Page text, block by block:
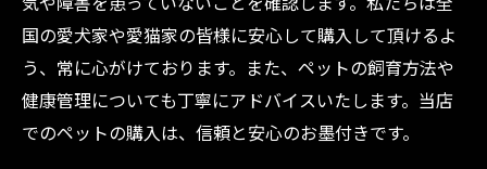
国の愛犬家や愛猫家の皆様に安心して購入して頂けるよ
う、常に心がけております。また、ペットの飼育方法や
健康管理についても丁寧にアドバイスいたします。当店
でのペットの購入は、信頼と安心のお墨付きです。